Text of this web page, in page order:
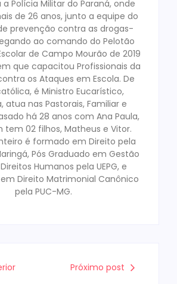
Polícia Militar do Paraná, onde
de 26 anos, junto a equipe do
prevenção contra as drogas-
ao comando do Pelotão
de Campo Mourão de 2019
que capacitou Profissionais da
os Ataques em Escola. De
é Ministro Eucarístico,
atua nas Pastorais, Familiar e
há 28 anos com Ana Paula,
02 filhos, Matheus e Vitor.
é formado em Direito pela
Pós Graduado em Gestão
Humanos pela UEPG, e
Direito Matrimonial Canônico
pela PUC-MG.
Próximo post